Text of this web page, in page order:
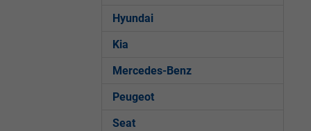
Hyundai
Kia
Mercedes-Benz
Peugeot
Seat